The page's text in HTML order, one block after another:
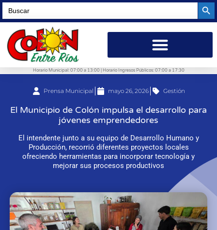
Search
for:
Horario Municipal: 07:00 a 13:00 | Horario Ingresos Públicos: 07:00 a 17:30
Prensa Municipal mayo 26, 2026 Gestión
El Municipio de Colón impulsa el desarrollo para
jóvenes emprendedores
El intendente junto a su equipo de Desarrollo Humano y
Producción, recorrió diferentes proyectos locales
ofreciendo herramientas para incorporar tecnología y
mejorar sus procesos productivos